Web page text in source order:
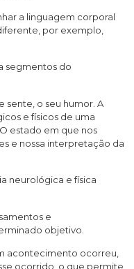
a linguagem corporal
por exemplo,
segmentos do
sente, o seu humor. A
e físicos de uma
estado em que nos
e nossa interpretação da
neurológica e física
e
objetivo.
acontecimento ocorreu,
ocorrido, o que permite